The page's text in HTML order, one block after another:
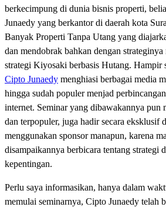
berkecimpung di dunia bisnis properti,
Junaedy yang berkantor di daerah kota
Banyak Properti Tanpa Utang yang
dan mendobrak bahkan dengan strateginya
strategi Kiyosaki berbasis Hutang. Hampir
Cipto Junaedy menghiasi berbagai media
hingga sudah populer menjad
internet. Seminar yang dibawakannya pun
dan terpopuler, juga hadir secara eksklusif
menggunakan sponsor manapun, karena
disampaikannya berbicara tentang strategi
kepentingan.
Perlu saya informasikan, hanya dalam
memulai seminarnya, Cipto Junaedy telah